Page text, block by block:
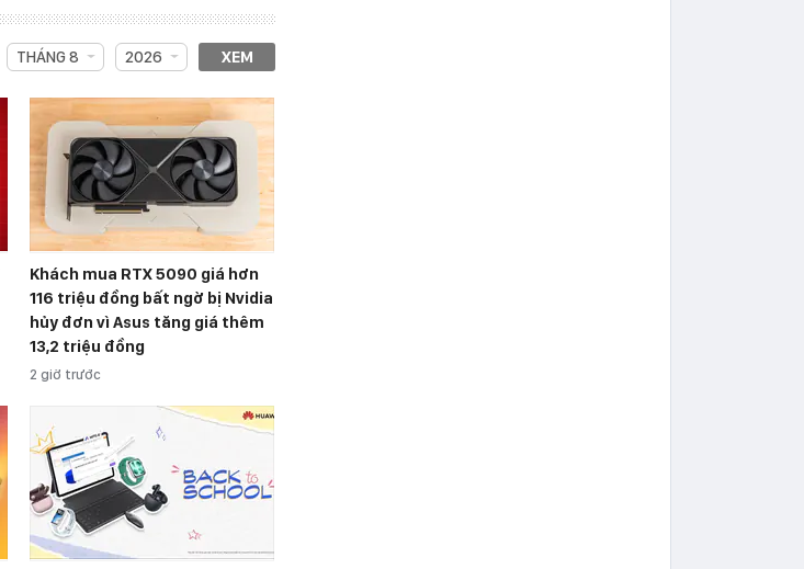
THÁNG 8 2026 XEM
Khách mua RTX 5090 giá hơn
116 triệu đồng bất ngờ bị Nvidia
hủy đơn vì Asus tăng giá thêm
13,2 triệu đồng
2 giờ trước